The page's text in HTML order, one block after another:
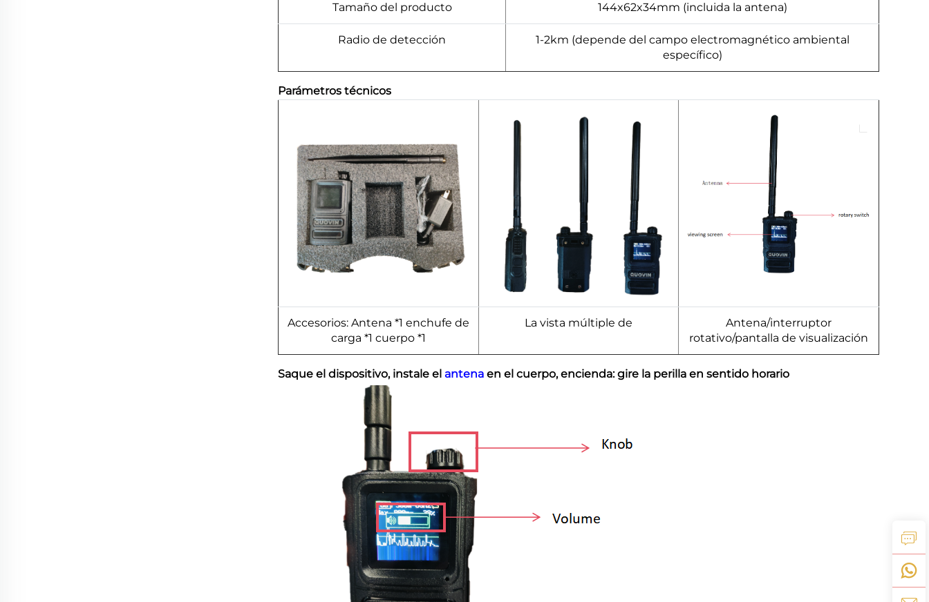
Tamaño del producto 144x62x34mm (incluida la antena)
Radio de detección
1-2km (depende del campo electromagnético ambiental
específico)
Parámetros técnicos
Accesorios: Antena *1 enchufe de
carga *1 cuerpo *1
La vista múltiple de
Antena/interruptor
rotativo/pantalla de visualización
Saque el dispositivo, instale el antena en el cuerpo, encienda: gire la perilla en sentido horario